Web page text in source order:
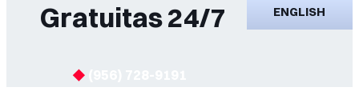
Gratuitas 24/7
ENGLISH